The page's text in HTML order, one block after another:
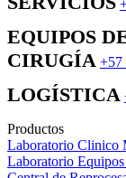
EQUIPOS
CIRUGÍA +57
LOGÍSTICA
Productos
Laboratorio Clinico
Laboratorio Equipos